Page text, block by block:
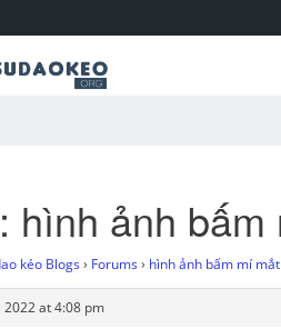
hình ảnh bấm
kéo Blogs › Forums › hình ảnh bấm mí mắt
2022 at 4:08 pm